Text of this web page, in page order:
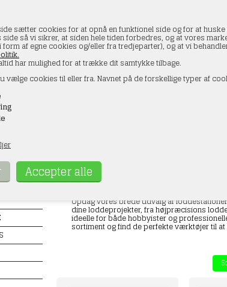
sætter cookies for at opnå en funktionel side og for at
så vi sikrer, at siden hele tiden forbedres, og at vores
form af egne cookies og/eller fra tredjeparter), og at vi
har mulighed for at trække dit samtykke tilbage.
vælge cookies til eller fra. Navnet på de forskellige typer af
Forside»
Opdag vores brede udvalg af
dine loddeprojekter, fra højpræcisions
ideelle for både hobbyister og
sortiment og find de perfekte værktøjer til